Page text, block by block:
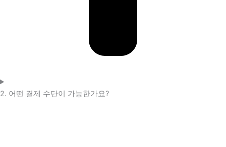
2. 어떤 결제 수단이 가능한가요?